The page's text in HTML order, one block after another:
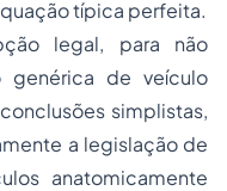
típica perfeita.
legal, para não
genérica de veículo
simplistas,
a legislação de
anatomicamente